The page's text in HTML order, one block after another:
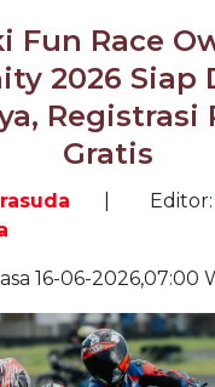
Fun Race
2026 Siap
Registrasi
Gratis
Editor:
16-06-2026,07:00